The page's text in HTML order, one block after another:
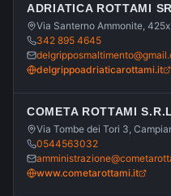
ADRIATICA ROTTAMI
Via Santerno Ammonite,
342 895 4645
delgrippoadriaticarottami.it
COMETA ROTTAMI
Via Tombe dei Tori 3,
0544563032
www.cometarottami.it